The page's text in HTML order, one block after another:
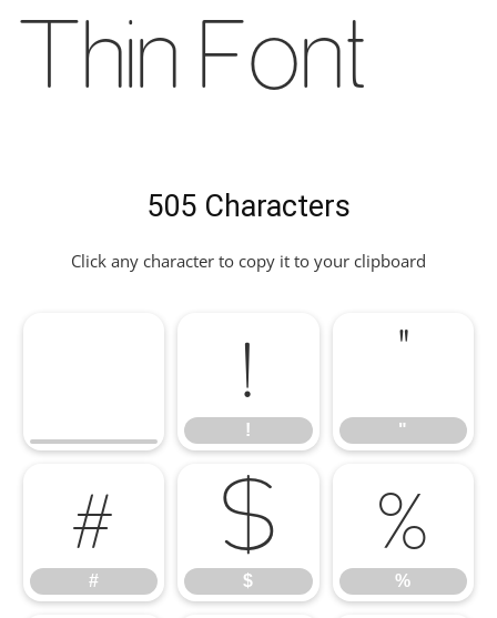
Thin Font
505 Characters
Click any character to copy it to your clipboard
!
!
"
"
#
#
$
$
%
%